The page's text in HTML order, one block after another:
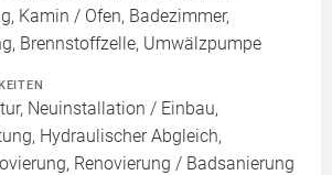
Kamin / Ofen, Badezimmer,
Brennstoffzelle, Umwälzpumpe
Neuinstallation / Einbau,
Hydraulischer Abgleich,
Renovierung / Badsanierung